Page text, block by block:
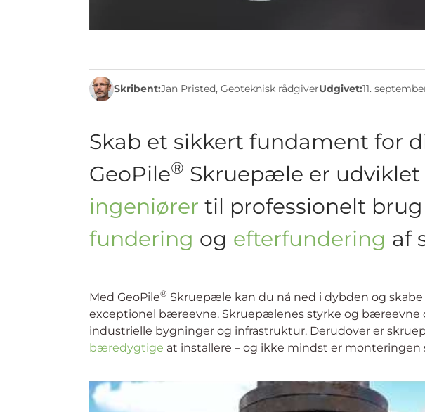
Sådan fungerer GeoPile
GeoPile
Skruepæle kan skrues direkte i jorden med en